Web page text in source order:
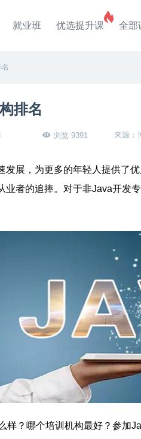
就业班 优选提升课 全部
排名
浏览 9391 来源：
展，为更多的年轻人提供了优
业者的追捧。对于非Java开发
？哪个培训机构最好？参加